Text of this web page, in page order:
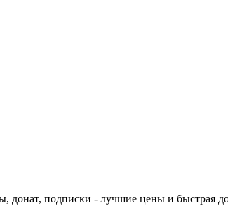
донат, подписки - лучшие цены и быстрая